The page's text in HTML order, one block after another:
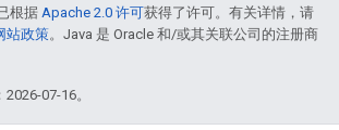
根据 Apache 2.0 许可获得了许可。有关详情，请
站政策。Java 是 Oracle 和/或其关联公司的注册商
07-16。